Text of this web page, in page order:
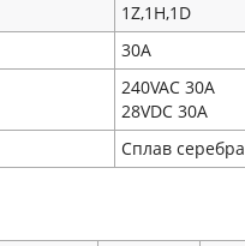
1Z,1H,1D
30A
240VAC 30A
28VDC 30A
Сплав серебра